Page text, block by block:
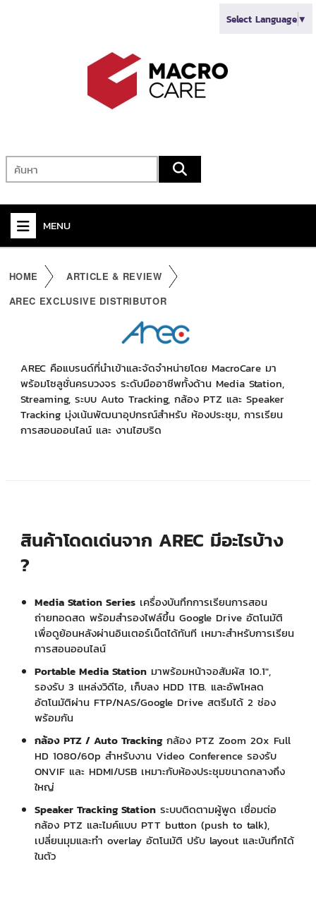
Select Language▼
MENU
CONNECTIVITY
ABOUT US
HOME
ARTICLE & REVIEW
AREC EXCLUSIVE DISTRIBUTOR
AREC คือแบรนด์ที่นำเข้าและจัดจำหน่ายโดย MacroCare มา
พร้อมโซลูชั่นครบวงจร ระดับมืออาชีพทั้งด้าน Media Station,
Streaming, ระบบ Auto Tracking, กล้อง PTZ และ Speaker
Tracking มุ่งเน้นพัฒนาอุปกรณ์สำหรับ ห้องประชุม, การเรียน
การสอนออนไลน์ และ งานไฮบริด
สินค้าโดดเด่นจาก AREC มีอะไรบ้าง
?
Media Station Series เครื่องบันทึกการเรียนการสอน
ถ่ายทอดสด พร้อมสำรองไฟล์ขึ้น Google Drive อัตโนมัติ
เพื่อดูย้อนหลังผ่านอินเตอร์เน็ตได้ทันที เหมาะสำหรับการเรียน
การสอนออนไลน์
Portable Media Station มาพร้อมหน้าจอสัมผัส 10.1″,
รองรับ 3 แหล่งวิดีโอ, เก็บลง HDD 1TB. และอัพโหลด
อัตโนมัติผ่าน FTP/NAS/Google Drive สตรีมได้ 2 ช่อง
พร้อมกัน
กล้อง PTZ / Auto Trackingกล้อง PTZ Zoom 20x Full
HD 1080/60p สำหรับงาน Video Conference รองรับ
ONVIF และ HDMI/USB เหมาะกับห้องประชุมขนาดกลางถึง
ใหญ่
Speaker Tracking Station ระบบติดตามผู้พูด เชื่อมต่อ
กล้อง PTZ และไมค์แบบ PTT button (push to talk),
เปลี่ยนมุมและทำ overlay อัตโนมัติ ปรับ layout และบันทึกได้
ในตัว